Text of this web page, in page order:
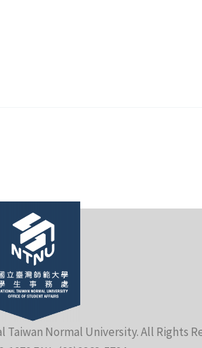
Normal University. All Rights